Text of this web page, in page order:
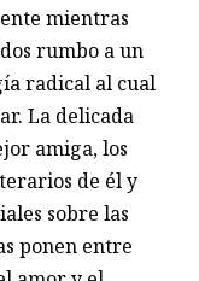
mientras
rumbo a un
radical al cual
La delicada
amiga, los
de él y
sobre las
ponen entre